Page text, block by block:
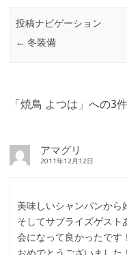
o
k
投稿ナビゲーション
← 冬装備
「焼鳥 よつは 」への3
アマグリ
2011年12月12日
美味しいシャンパンから
そしてサプライズゲスト
会になって良かったです！